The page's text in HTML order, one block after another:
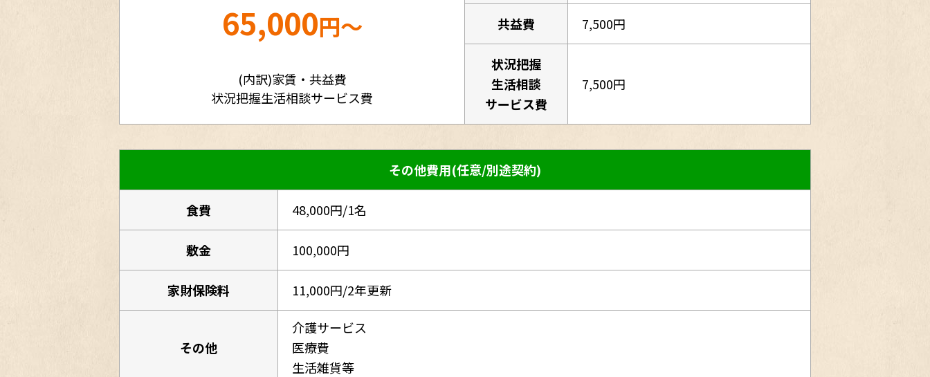
65,000円～
(内訳)家賃・共益費
状況把握生活相談サービス費
共益費 7,500円
状況把握
生活相談
サービス費
7,500円
その他費用(任意/別途契約)
食費 48,000円/1名
敷金 100,000円
家財保険料 11,000円/2年更新
その他
介護サービス
医療費
生活雑貨等